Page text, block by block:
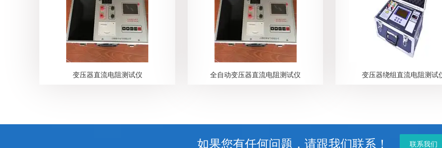
变压器直流电阻测试仪 全自动变压器直流电阻测试仪 变压器绕组直流电阻测试
如果您有任何问题，请跟我们联系！ 联系我们